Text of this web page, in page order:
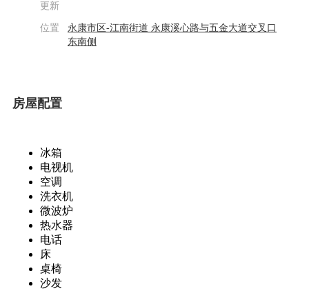
更新
位置 永康市区-江南街道 永康溪心路与五金大道交叉口
东南侧
房屋配置
冰箱
电视机
空调
洗衣机
微波炉
热水器
电话
床
桌椅
沙发